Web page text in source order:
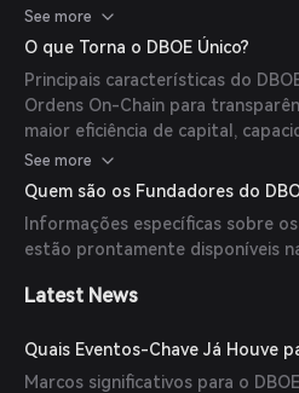
eficiência. Sua tecnologia única
de capital para formadores de
em comparação com outras
oferece margem de portfólio e
simulada por meio da DBOE
See more
O que Torna o DBOE Único?
Principais características do
Ordens On-Chain para
maior eficiência de capital,
portfólio e uma plataforma
Academy. Essas características,
See more
Quem são os Fundadores do
Informações específicas sobre
estão prontamente disponíveis
Latest News
Quais Eventos-Chave Já Houve
Marcos significativos para o